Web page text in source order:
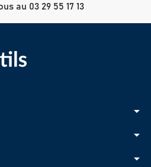
au 03 29 55 17 13
arrow_drop_down
arrow_drop_down
arrow_drop_down